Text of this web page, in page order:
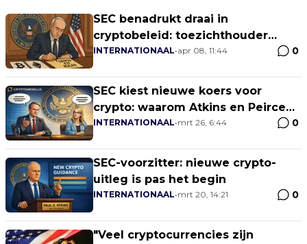
SEC benadrukt draai in
cryptobeleid: toezichthouder
spreekt van noodzakelijke
INTERNATIONAAL•apr 08, 11:44 0
SEC kiest nieuwe koers voor
crypto: waarom Atkins en Peirce
samen veelzeggend zijn
INTERNATIONAAL•mrt 26, 6:44 0
SEC-voorzitter: nieuwe crypto-
uitleg is pas het begin
INTERNATIONAAL•mrt 20, 14:21 0
"Veel cryptocurrencies zijn